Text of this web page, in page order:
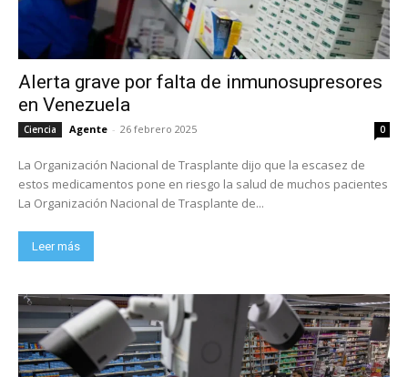
Alerta grave por falta de inmunosupresores
en Venezuela
Ciencia Agente - 26 febrero 2025 0
La Organización Nacional de Trasplante dijo que la escasez de
estos medicamentos pone en riesgo la salud de muchos pacientes
La Organización Nacional de Trasplante de...
Leer más